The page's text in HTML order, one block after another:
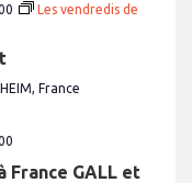
Les vendredis de
France
France GALL et